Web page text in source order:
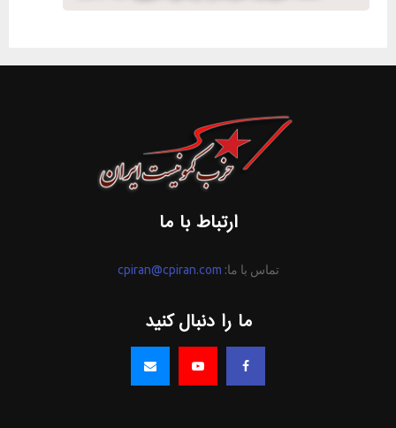
ارتباط با ما
تماس با ما: cpiran@cpiran.com
ما را دنبال کنید